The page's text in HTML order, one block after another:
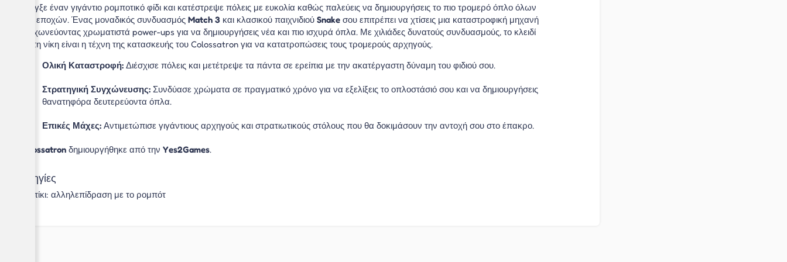
Έλεγξε έναν γιγάντιο ρομποτικό φίδι και κατέστρεψε πόλεις με ευκολία καθώς παλεύεις να δημιουργήσεις το πιο τρομερό όπλο όλων
των εποχών. Ένας μοναδικός συνδυασμός Match 3 και κλασικού παιχνιδιού Snake σου επιτρέπει να χτίσεις μια καταστροφική μηχανή
συγχωνεύοντας χρωματιστά power-ups για να δημιουργήσεις νέα και πιο ισχυρά όπλα. Με χιλιάδες δυνατούς συνδυασμούς, το κλειδί
για τη νίκη είναι η τέχνη της κατασκευής του Colossatron για να κατατροπώσεις τους τρομερούς αρχηγούς.
Ολική Καταστροφή: Διέσχισε πόλεις και μετέτρεψε τα πάντα σε ερείπια με την ακατέργαστη δύναμη του φιδιού σου.
Στρατηγική Συγχώνευσης: Συνδύασε χρώματα σε πραγματικό χρόνο για να εξελίξεις το οπλοστάσιό σου και να δημιουργήσεις
θανατηφόρα δευτερεύοντα όπλα.
Επικές Μάχες: Αντιμετώπισε γιγάντιους αρχηγούς και στρατιωτικούς στόλους που θα δοκιμάσουν την αντοχή σου στο έπακρο.
Colossatron δημιουργήθηκε από την Yes2Games.
Οδηγίες
Ποντίκι: αλληλεπίδραση με το ρομπότ